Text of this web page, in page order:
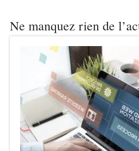
Ne manquez rien de